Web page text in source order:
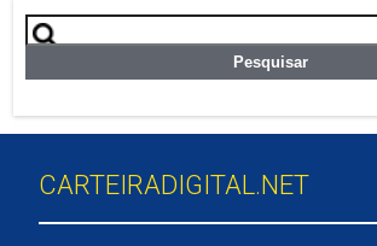
Pesquisar
por:
CARTEIRADIGITAL.NET